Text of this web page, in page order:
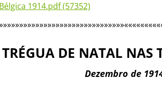
1914.pdf (57352)
TRÉGUA DE NATAL NAS
Dezembro de